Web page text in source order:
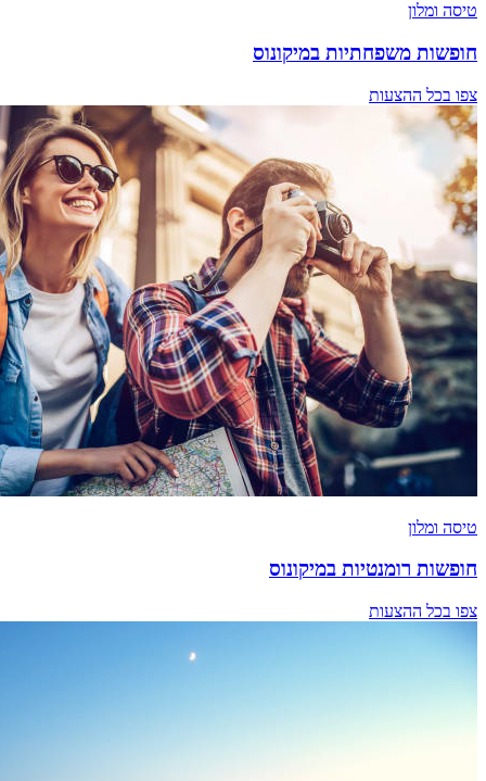
טיסה ומלון
חופשות משפחתיות במיקונוס
צפו בכל ההצעות
טיסה ומלון
חופשות רומנטיות במיקונוס
צפו בכל ההצעות